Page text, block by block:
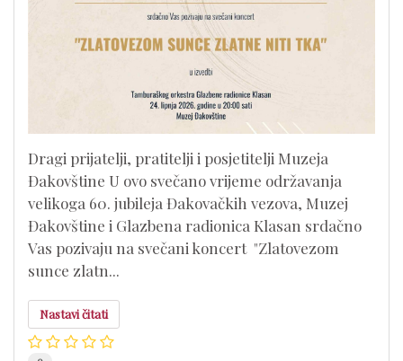
Dragi prijatelji, pratitelji i posjetitelji Muzeja
Đakovštine U ovo svečano vrijeme održavanja
velikoga 60. jubileja Đakovačkih vezova, Muzej
Đakovštine i Glazbena radionica Klasan srdačno
Vas pozivaju na svečani koncert "Zlatovezom
sunce zlatn...
Nastavi čitati